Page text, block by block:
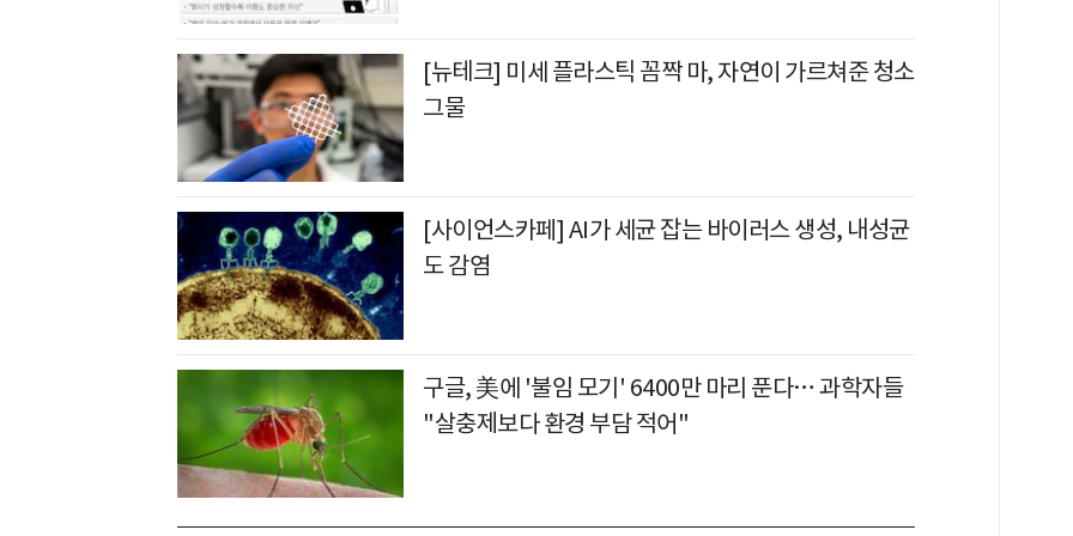
[뉴테크] 미세 플라스틱 꼼짝 마, 자연이 가르쳐준 청소
그물
[사이언스카페] AI가 세균 잡는 바이러스 생성, 내성균
도 감염
구글, 美에 '불임 모기' 6400만 마리 푼다… 과학자들
"살충제보다 환경 부담 적어"